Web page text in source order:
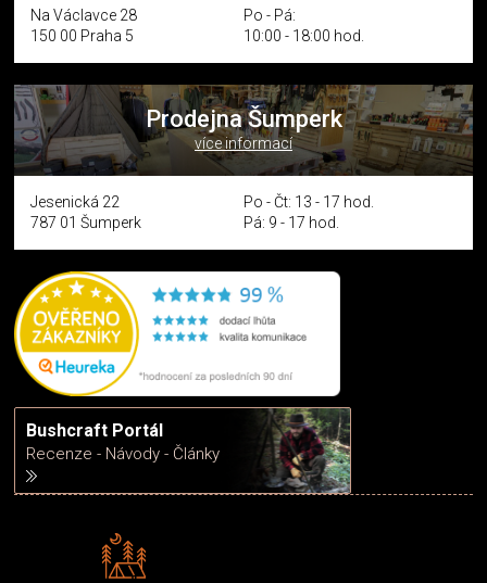
Na Václavce 28
150 00 Praha 5
Po - Pá:
10:00 - 18:00 hod.
Prodejna Šumperk
více informací
Jesenická 22
787 01 Šumperk
Po - Čt: 13 - 17 hod.
Pá: 9 - 17 hod.
Bushcraft Portál
Recenze - Návody - Články